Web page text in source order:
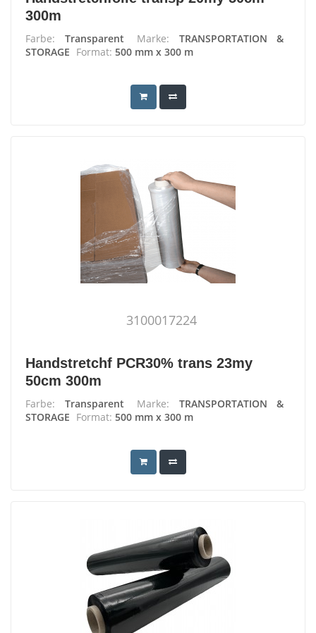
300m
Farbe: Transparent Marke: TRANSPORTATION &
STORAGE Format: 500 mm x 300 m
3100017224
Handstretchf PCR30% trans 23my
50cm 300m
Farbe: Transparent Marke: TRANSPORTATION &
STORAGE Format: 500 mm x 300 m